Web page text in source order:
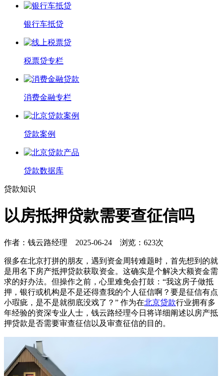
银行车抵贷
税票贷专栏
消费金融专栏
贷款案例
贷款数据库
贷款知识
以房抵押贷款需要查征信吗
作者： 钱云路经理 2025-06-24 浏览：623次
很多在北京打拼的朋友，遇到资金周转难题时，首先想到的就
是用名下房产抵押贷款获取资金。这确实是个解决大额资金需
求的好办法。但操作之前，心里难免会打鼓：“我这房子做抵
押，银行或机构是不是还得查我的个人征信啊？要是征信有点
小瑕疵，是不是就彻底没戏了？” 作为在北京贷款行业拥有多
年经验的资深专业人士，钱云路经理今日将详细阐述以房产抵
押贷款是否需要审查征信以及审查征信的目的。